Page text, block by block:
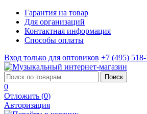
Гарантия на товар
Для организаций
Контактная информация
Способы оплаты
Вход только для оптовиков +7 (495)
Поиск
0
Отложить (0)
Авторизация